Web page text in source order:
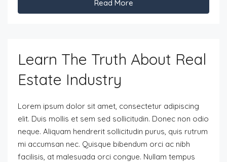
Read More
Learn The Truth About Real
Estate Industry
Lorem ipsum dolor sit amet, consectetur adipiscing
elit. Duis mollis et sem sed sollicitudin. Donec non odio
neque. Aliquam hendrerit sollicitudin purus, quis rutrum
mi accumsan nec. Quisque bibendum orci ac nibh
facilisis, at malesuada orci congue. Nullam tempus